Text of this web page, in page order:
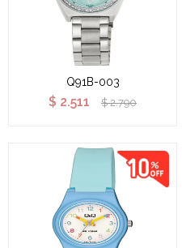
Q91B-003
$ 2.511 $ 2.790